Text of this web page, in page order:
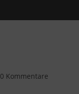
0 Kommentare